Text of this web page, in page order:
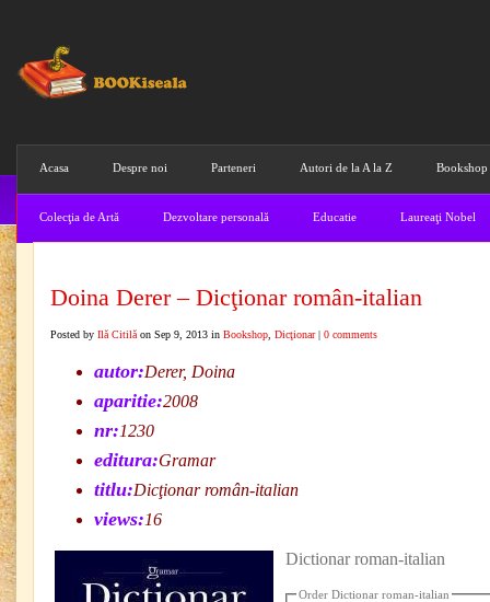
Acasa Despre noi Parteneri Autori de la A la Z Bookshop
Colecţia de Artă Dezvoltare personală Educatie Laureaţi Nobel
Doina Derer – Dicţionar român-italian
Posted by Ilă Citilă on Sep 9, 2013 in Bookshop Dicţionar| 0 comments
autor:Derer, Doina
aparitie:2008
nr:1230
editura:Gramar
titlu:Dicţionar român-italian
views:16
Dictionar roman-italian
Order Dictionar roman-italian